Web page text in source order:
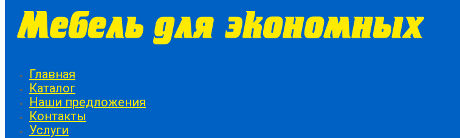
Главная
Каталог
Наши предложения
Контакты
Услуги